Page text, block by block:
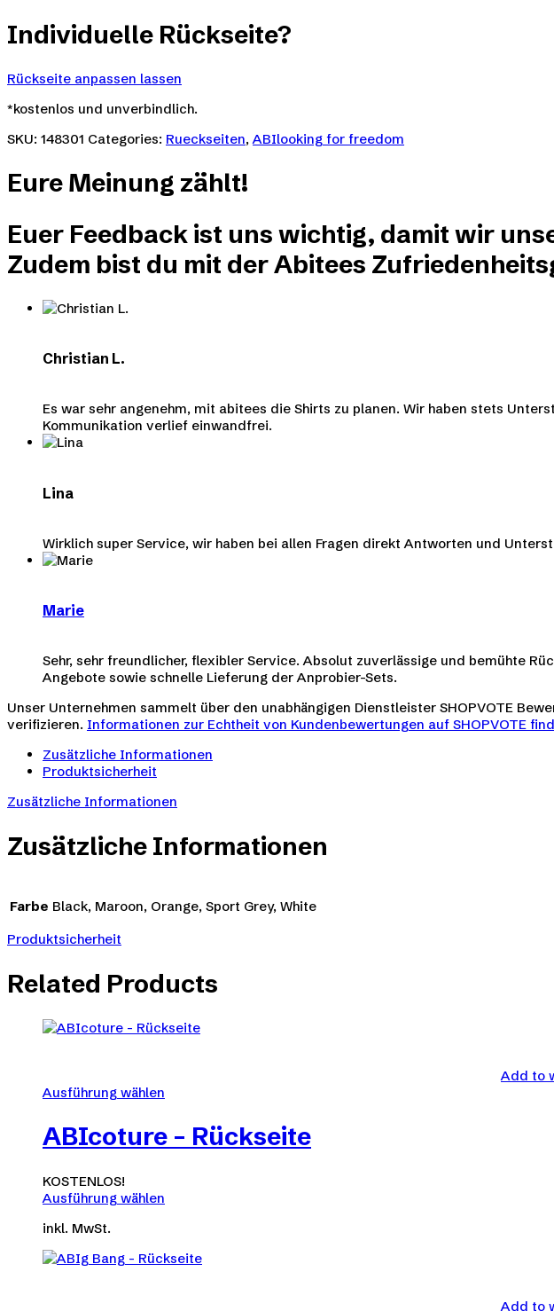
Individuelle Rückseite?
Rückseite anpassen lassen
*kostenlos und unverbindlich.
SKU: 148301 Categories: Rueckseiten,ABIlooking for freedom
Eure Meinung zählt!
Euer Feedback ist uns wichtig, damit wir
Zudem bist du mit der Abitees
Christian L.
Es war sehr angenehm, mit abitees die Shirts zu planen. Wir haben stets
Kommunikation verlief einwandfrei.
Lina
Wirklich super Service, wir haben bei allen Fragen direkt Antworten und
Marie
Sehr, sehr freundlicher, flexibler Service. Absolut zuverlässige und bemühte
Angebote sowie schnelle Lieferung der Anprobier-Sets.
Unser Unternehmen sammelt über den unabhängigen Dienstleister SHOPVOTE
verifizieren. Informationen zur Echtheit von Kundenbewertungen auf SHOPVOTE
Zusätzliche Informationen
Produktsicherheit
Zusätzliche Informationen
Zusätzliche Informationen
Farbe Black, Maroon, Orange, Sport Grey, White
Produktsicherheit
Related Products
Add to
Ausführung wählen
Produkt
weist
Varianten
auf.
Die
Optionen
auf
ABIcoture – Rückseite
KOSTENLOS!
Ausführung wählen
Produkt
weist
mehrere
inkl. MwSt.
Add to